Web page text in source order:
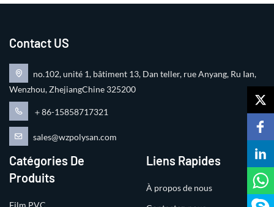
Contact US
no.102, unité 1, bâtiment 13, Dan teller, rue Anyang, Ru Ian,
Wenzhou, ZhejiangChine 325200
＋86-15858717321
sales@wzpolysan.com
Catégories De
Produits
Liens Rapides
À propos de nous